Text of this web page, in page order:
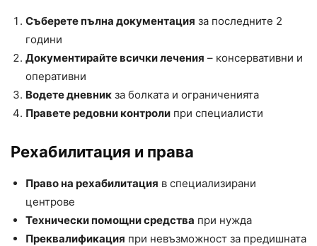
Съберете пълна документация за последните 2
години
Документирайте всички лечения – консервативни и
оперативни
Водете дневник за болката и ограниченията
Правете редовни контроли при специалисти
Рехабилитация и права
Право на рехабилитация в специализирани
центрове
Технически помощни средства при нужда
Преквалификация при невъзможност за предишната